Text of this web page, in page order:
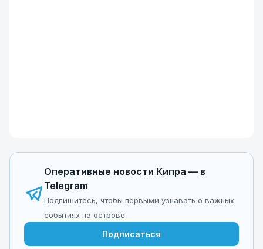
Оперативные новости Кипра — в
Telegram
Подпишитесь, чтобы первыми узнавать о важных
событиях на острове.
Подписаться